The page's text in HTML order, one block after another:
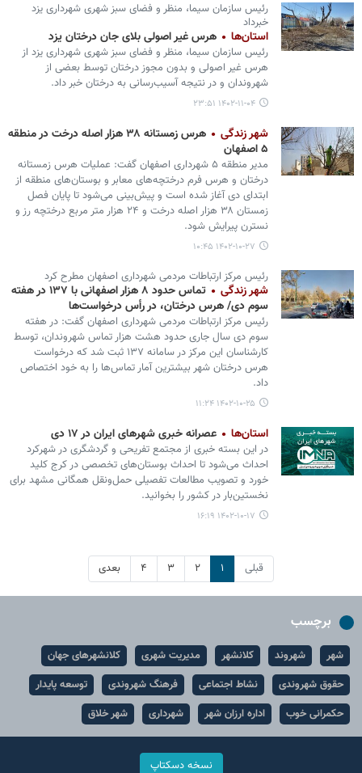
رئیس سازمان سیما، منظر و فضای سبز شهری شهرداری یزد
خبرداد
استان‌ها هرس غیر اصولی بلای جان درختان یزد
رئیس سازمان سیما، منظر و فضای سبز شهری شهرداری یزد از
هرس غیر اصولی و بدون مجوز درختان توسط بعضی از
شهروندان و در نتیجه آسیب‌رسانی به درختان خبر داد.
۱۴۰۲-۱۱-۰۴ ۲۳:۵۱
شهر زندگی
هرس زمستانه ۳۸ هزار اصله درخت در منطقه
۵ اصفهان
مدیر منطقه ۵ شهرداری اصفهان گفت: عملیات هرس زمستانه
درختان و هرس فرم درختچه‌های معابر و بوستان‌های منطقه از
ابتدای دی آغاز شده است و پیش‌بینی می‌شود تا پایان فصل
زمستان ۳۸ هزار اصله درخت و ۲۴ هزار متر مربع درختچه رز و
نسترن پیرایش شود.
۱۴۰۲-۱۰-۲۷ ۱۰:۴۵
رئیس مرکز ارتباطات مردمی شهرداری اصفهان مطرح کرد
شهر زندگی
تماس حدود ۸ هزار اصفهانی با ۱۳۷ در هفته
سوم دی/ هرس درختان، در رأس درخواست‌ها
رئیس مرکز ارتباطات مردمی شهرداری اصفهان گفت: در هفته
سوم دی سال جاری حدود هشت هزار تماس شهروندان، توسط
کارشناسان این مرکز در سامانه ۱۳۷ ثبت شد که درخواست
هرس درختان شهر بیشترین آمار تماس‌ها را به خود اختصاص
داد.
۱۴۰۲-۱۰-۲۵ ۱۱:۲۴
استان‌ها عصرانه خبری شهرهای ایران در ۱۷ دی‌
در این بسته خبری از مجتمع تفریحی و گردشگری در شهرکرد
احداث می‌شود تا احداث بوستان‌های تخصصی در کرج کلید
خورد و تصویب مطالعات تفصیلی حمل‌ونقل همگانی مشهد برای
نخستین‌بار در کشور را بخوانید.
۱۴۰۲-۱۰-۱۷ ۱۶:۱۹
قبلی ۱ ۲ ۳ ۴ بعدی
برچسب
شهر شهروند کلانشهر مدیریت شهری
کلانشهرهای جهان
حقوق شهروندی
نشاط اجتماعی فرهنگ شهروندی
توسعه پایدار
حکمرانی خوب
اداره ارزان شهر شهرداری شهر خلاق
نسخه دسکتاپ